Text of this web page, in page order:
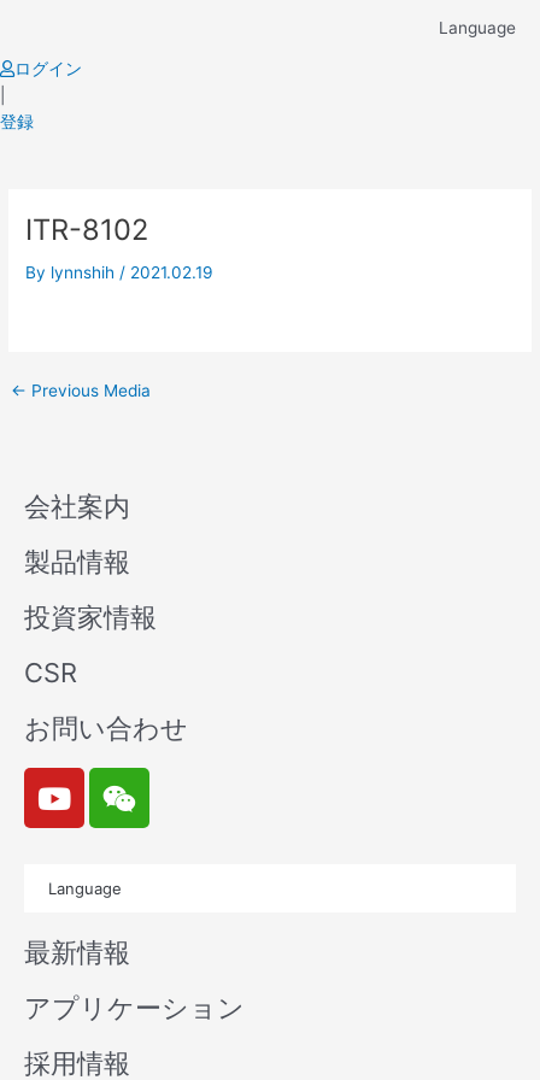
content
Language
ログイン
登録
ITR-8102
By lynnshih / 2021.02.19
navigation
← Previous Media
会社案内
製品情報
投資家情報
CSR
お問い合わせ
Y
o
u
b
e
W
e
i
n
Language
最新情報
アプリケーション
採用情報